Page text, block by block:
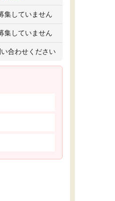
集していません
集していません
合わせください